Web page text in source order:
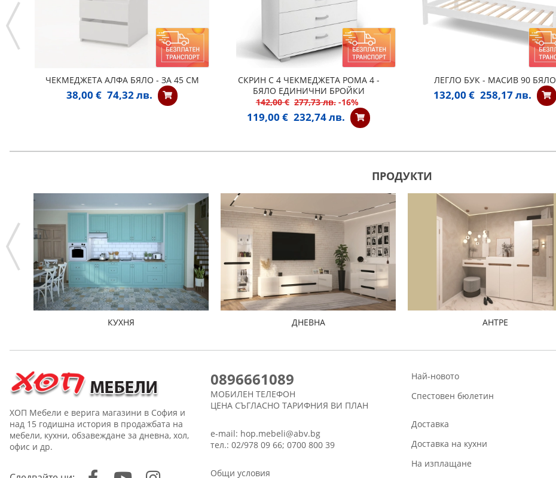
ЧЕКМЕДЖЕТА АЛФА БЯЛО - ЗА 45 СМ
38,00 € 74,32 лв.
СКРИН С 4 ЧЕКМЕДЖЕТА РОМА 4 -
БЯЛО ЕДИНИЧНИ БРОЙКИ
142,00 € 277,73 лв. -16%
119,00 € 232,74 лв.
ЛЕГЛО БУК - МАСИВ 90 БЯЛО
132,00 € 258,17 лв.
ПРОДУКТИ
КУХНЯ ДНЕВНА АНТРЕ
ХОП Мебели е верига магазини в София и
над 15 годишна история в продажбата на
мебели, кухни, обзавеждане за дневна, хол,
офис и др.
0896661089
МОБИЛЕН ТЕЛЕФОН
ЦЕНА СЪГЛАСНО ТАРИФНИЯ ВИ ПЛАН
e-mail: hop.mebeli@abv.bg
тел.: 02/978 09 66; 0700 800 39
Общи условия
Най-новото
Спестовен бюлетин
Доставка
Доставка на кухни
На изплащане